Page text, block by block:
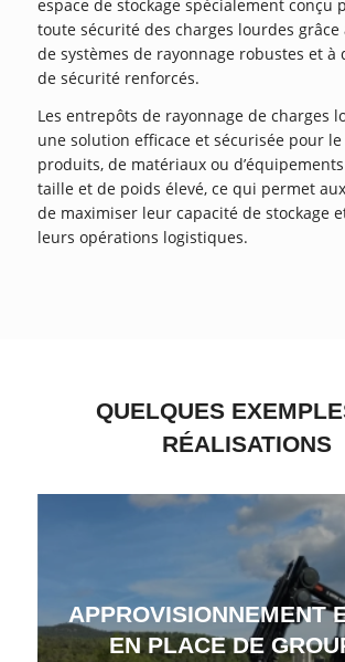
espace de stockage spécialement conçu
toute sécurité des charges lourdes grâce
de systèmes de rayonnage robustes et à
de sécurité renforcés.
Les entrepôts de rayonnage de charges
une solution efficace et sécurisée pour le
produits, de matériaux ou
taille et de poids élevé, ce qui permet
de maximiser leur capacité de stockage
leurs opérations logistiques.
QUELQUES
RÉALISATIONS
APPROVISIONNEMENT
EN PLACE DE